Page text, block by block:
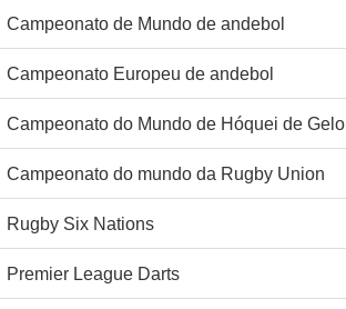
Campeonato de Mundo de andebol
Campeonato Europeu de andebol
Campeonato do Mundo de Hóquei de Gelo
Campeonato do mundo da Rugby Union
Rugby Six Nations
Premier League Darts